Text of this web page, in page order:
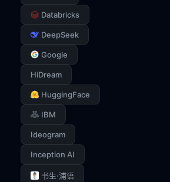
Databricks
DeepSeek
Google
HiDream
HuggingFace
IBM
Ideogram
Inception AI
书生·浦语